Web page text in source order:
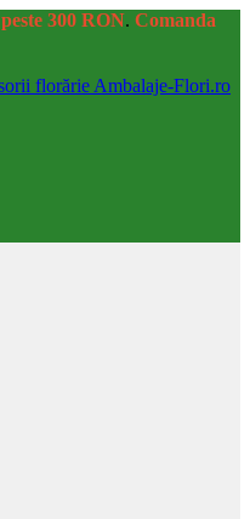
peste 300 RON. Comanda